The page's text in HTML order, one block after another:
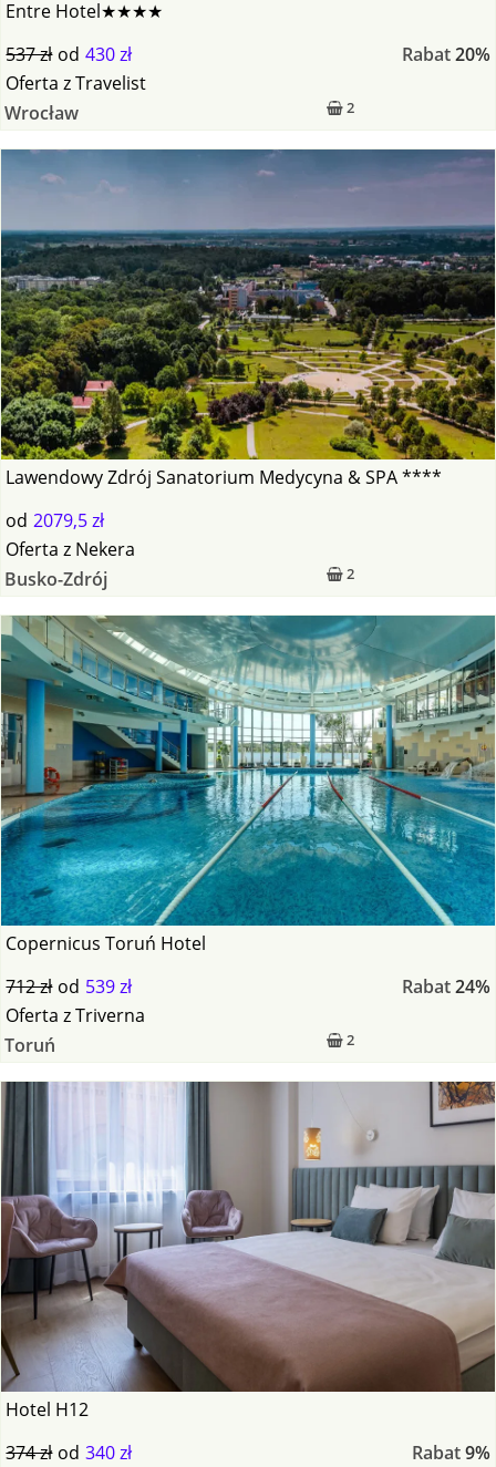
Entre Hotel★★★★
537 zł od 430 zł Rabat20%
2
Oferta zTravelist
Wrocław
Lawendowy Zdrój Sanatorium Medycyna & SPA ****
od 2079,5 zł
2
Oferta z Nekera
Busko-Zdrój
Copernicus Toruń Hotel
712 zł od 539 zł Rabat24%
2
Oferta zTriverna
Toruń
Hotel H12
374 zł od 340 zł Rabat9%